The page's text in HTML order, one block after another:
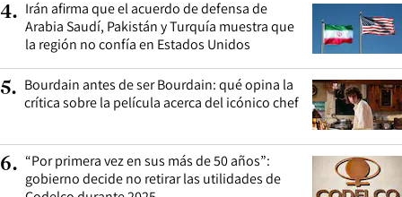
4. Irán afirma que el acuerdo de defensa de
Arabia Saudí, Pakistán y Turquía muestra que
la región no confía en Estados Unidos
5. Bourdain antes de ser Bourdain: qué opina la
crítica sobre la película acerca del icónico chef
6. “Por primera vez en sus más de 50 años”:
gobierno decide no retirar las utilidades de